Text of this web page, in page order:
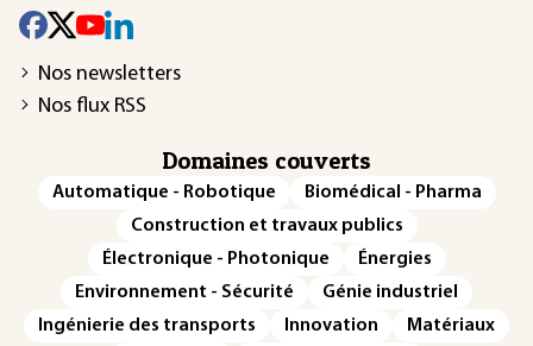
Nos newsletters
Nos flux RSS
Domaines couverts
Automatique - Robotique
Biomédical - Pharma
Construction et travaux publics
Électronique - Photonique
Énergies
Environnement - Sécurité
Génie industriel
Ingénierie des transports
Innovation
Matériaux